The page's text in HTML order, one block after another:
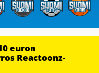
euron
Reactoonz-